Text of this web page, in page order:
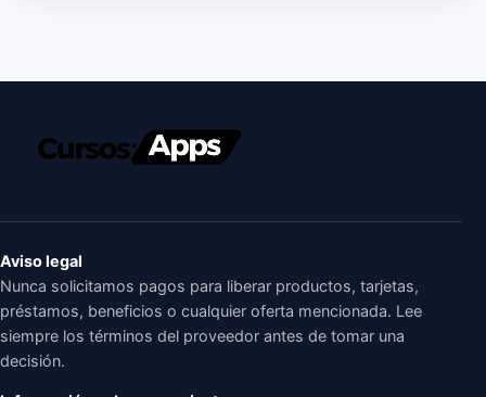
Aviso legal
Nunca solicitamos pagos para liberar productos, tarjetas,
préstamos, beneficios o cualquier oferta mencionada. Lee
siempre los términos del proveedor antes de tomar una
decisión.